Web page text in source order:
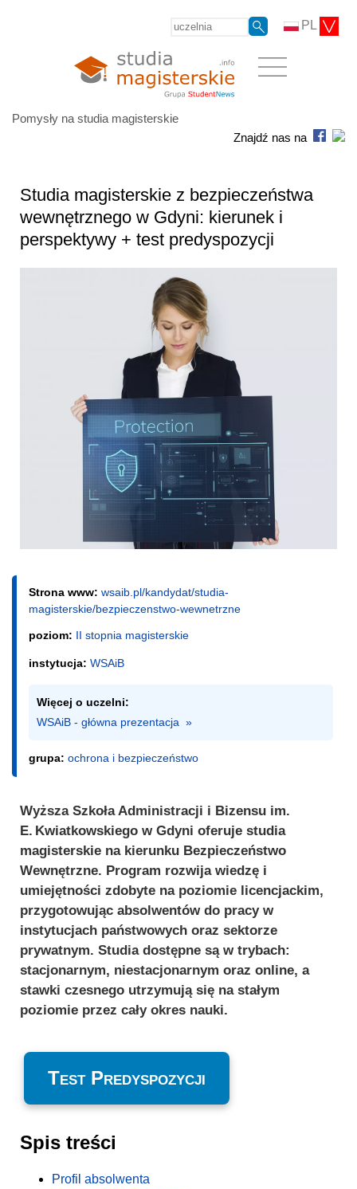
PL
Pomysły na studia magisterskie
Znajdź nas na
Studia magisterskie z bezpieczeństwa
wewnętrznego w Gdyni: kierunek i
perspektywy + test predyspozycji
Strona www: wsaib.pl/kandydat/studia-
magisterskie/bezpieczenstwo-wewnetrzne
poziom: II stopnia magisterskie
instytucja: WSAiB
Więcej o uczelni:
WSAiB - główna prezentacja  »
grupa: ochrona i bezpieczeństwo
Wyższa Szkoła Administracji i Bizensu im.
E. Kwiatkowskiego w Gdyni oferuje studia
magisterskie na kierunku Bezpieczeństwo
Wewnętrzne. Program rozwija wiedzę i
umiejętności zdobyte na poziomie licencjackim,
przygotowując absolwentów do pracy w
instytucjach państwowych oraz sektorze
prywatnym. Studia dostępne są w trybach:
stacjonarnym, niestacjonarnym oraz online, a
stawki czesnego utrzymują się na stałym
poziomie przez cały okres nauki.
Test Predyspozycji
Spis treści
Profil absolwenta